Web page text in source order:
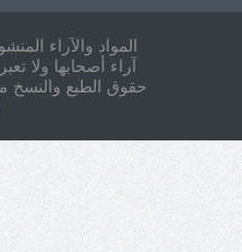
المواد والآراء
آراء أصحابها ولا
حقوق الطبع والنسخ